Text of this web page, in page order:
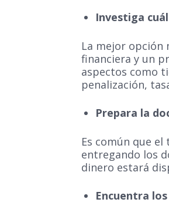
Investiga
La mejor opción
financiera y un
aspectos como
penalización,
Prepara la
Es común que
entregando los
dinero estará
Encuentra